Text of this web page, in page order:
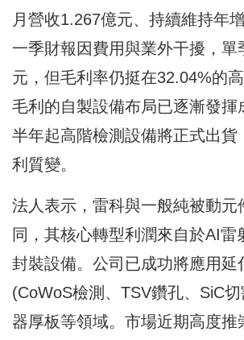
月營收1.267億元、持續維持年
一季財報因費用與業外干擾，單
元，但毛利率仍挺在32.04%的
毛利的自製設備布局已逐漸發揮
半年起高階檢測設備將正式出貨
利質變。
法人表示，雷科與一般純被動元
同，其核心轉型利潤來自於AI雷
封裝設備。公司已成功將應用延
(CoWoS檢測、TSV鑽孔、SiC
器厚板等領域。市場近期高度推